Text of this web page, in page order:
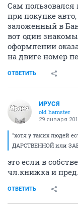
Сам пользовался
при покупке
заложенный в
вот один
оформлении
на двиге номер
ОТВЕТИТЬ
ИРУСЯ
old hamster
29 января
"хотя у таких людей
ДАРСТВЕННОЙ или
это если в
чл.книжка и
ОТВЕТИТЬ